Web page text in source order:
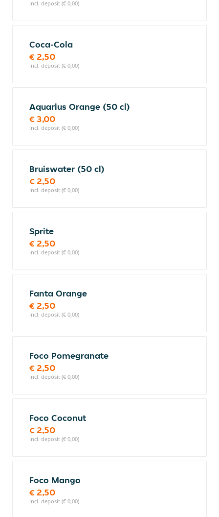
incl. deposit (€ 0,00)
Coca-Cola
€ 2,50
incl. deposit (€ 0,00)
Aquarius Orange (50 cl)
€ 3,00
incl. deposit (€ 0,00)
Bruiswater (50 cl)
€ 2,50
incl. deposit (€ 0,00)
Sprite
€ 2,50
incl. deposit (€ 0,00)
Fanta Orange
€ 2,50
incl. deposit (€ 0,00)
Foco Pomegranate
€ 2,50
incl. deposit (€ 0,00)
Foco Coconut
€ 2,50
incl. deposit (€ 0,00)
Foco Mango
€ 2,50
incl. deposit (€ 0,00)